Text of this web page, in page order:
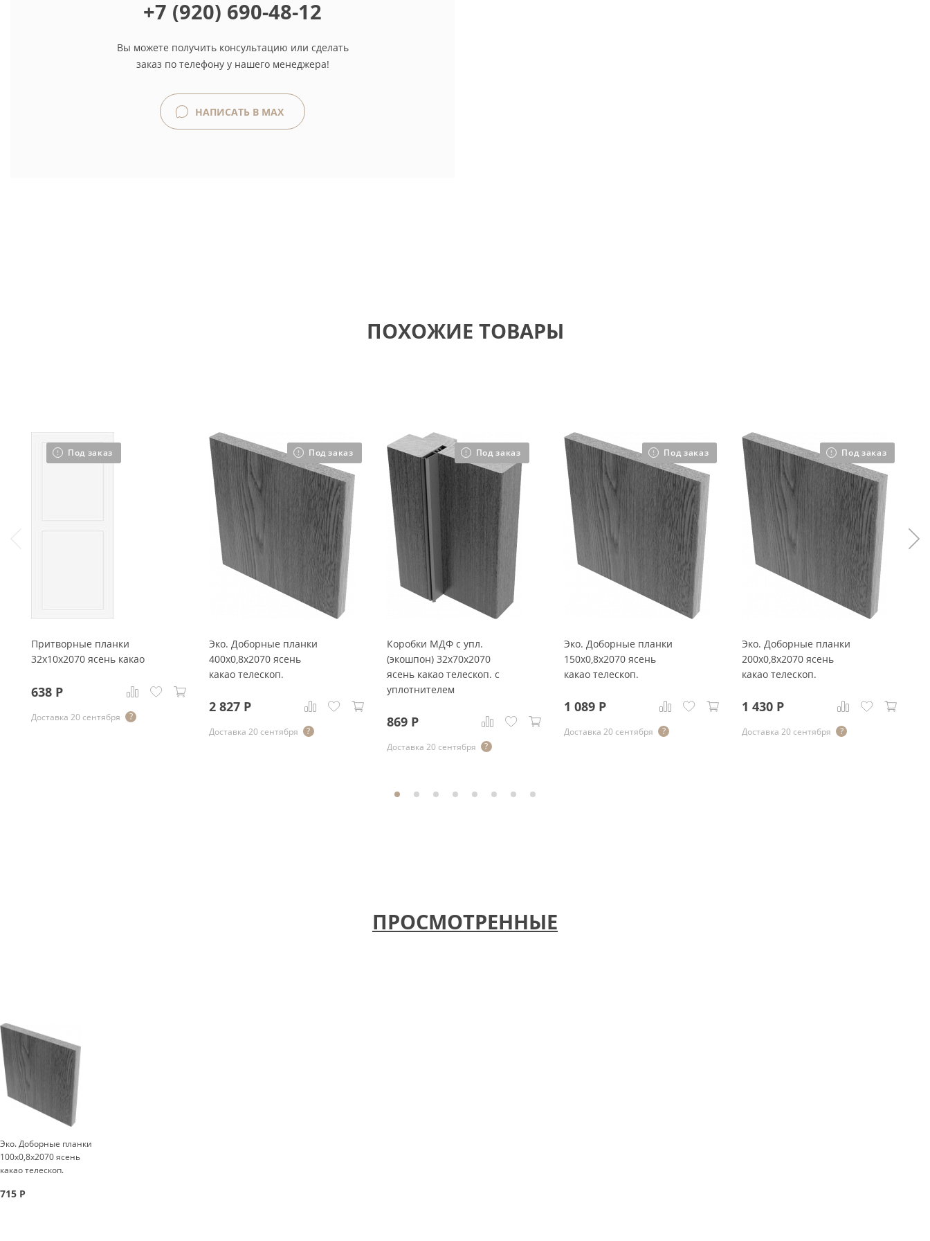
+7 (920) 690-48-12
Вы можете получить консультацию или сделать
заказ по телефону у нашего менеджера!
НАПИСАТЬ В MAX
ПОХОЖИЕ ТОВАРЫ
Под заказ
Притворные планки
32x10x2070 ясень какао
638 Р
Доставка 20 сентября
Под заказ
Эко. Доборные планки
400x0,8x2070 ясень
какао телескоп.
2 827Р
Доставка 20 сентября
Под заказ
Коробки МДФ с упл.
(экошпон) 32x70x2070
ясень какао телескоп. с
уплотнителем
869Р
Доставка 20 сентября
Под заказ
Эко. Доборные планки
150x0,8x2070 ясень
какао телескоп.
1 089 Р
Доставка 20 сентября
Под заказ
Эко. Доборные планки
200x0,8x2070 ясень
какао телескоп.
1 430 Р
Доставка 20 сентября
ПРОСМОТРЕННЫЕ
Эко. Доборные планки
100x0,8x2070 ясень
какао телескоп.
715 Р